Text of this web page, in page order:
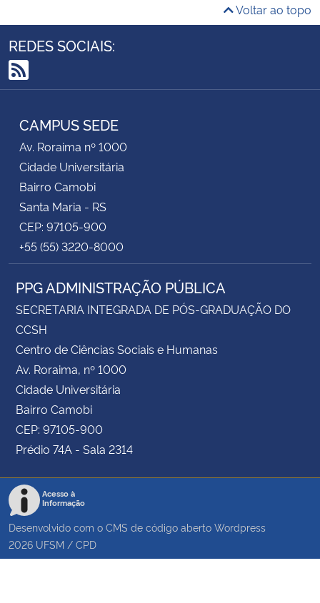
Voltar ao topo
REDES SOCIAIS:
RSS
CAMPUS SEDE
Av. Roraima nº 1000
Cidade Universitária
Bairro Camobi
Santa Maria - RS
CEP: 97105-900
+55 (55) 3220-8000
PPG ADMINISTRAÇÃO PÚBLICA
SECRETARIA INTEGRADA DE PÓS-GRADUAÇÃO DO
CCSH
Centro de Ciências Sociais e Humanas
Av. Roraima, nº 1000
Cidade Universitária
Bairro Camobi
CEP: 97105-900
Prédio 74A - Sala 2314
Acesso à
Informação
Desenvolvido com o CMS de código aberto Wordpress
2026 UFSM / CPD